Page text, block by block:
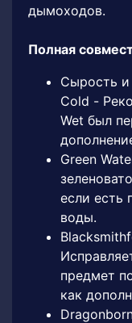
дымоходов.
Полная
Сырость и
Cold -
Wet был
Green
если есть
воды.
предмет
как